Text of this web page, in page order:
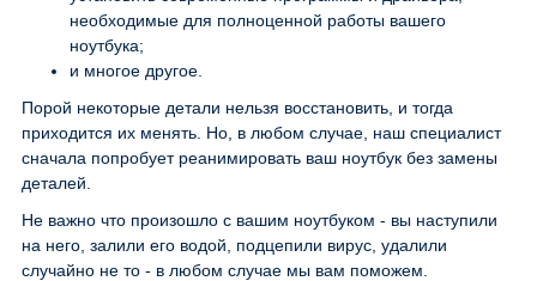
необходимые для полноценной работы вашего
ноутбука;
и многое другое.
Порой некоторые детали нельзя восстановить, и тогда
приходится их менять. Но, в любом случае, наш специалист
сначала попробует реанимировать ваш ноутбук без замены
деталей.
Не важно что произошло с вашим ноутбуком - вы наступили
на него, залили его водой, подцепили вирус, удалили
случайно не то - в любом случае мы вам поможем.